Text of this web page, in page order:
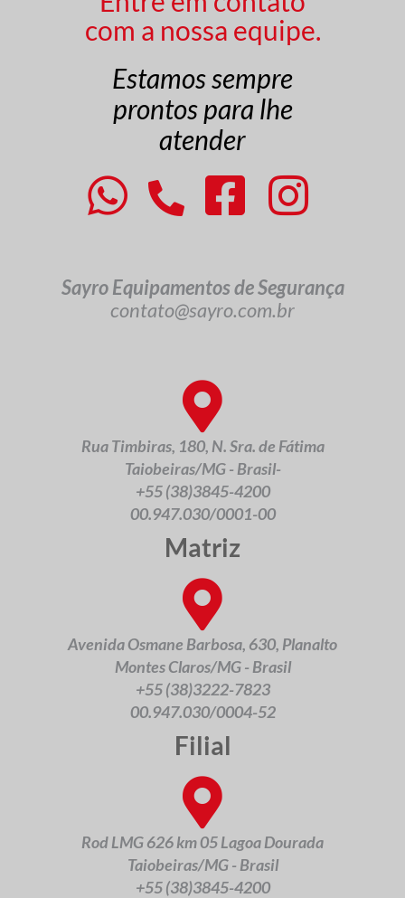
com a nossa equipe.
Estamos sempre
prontos para lhe
atender
Sayro Equipamentos de Segurança
contato@sayro.com.br
Rua Timbiras, 180, N. Sra. de Fátima
Taiobeiras/MG - Brasil-
+55 (38)3845-4200
00.947.030/0001-00
Matriz
Avenida Osmane Barbosa, 630, Planalto
Montes Claros/MG - Brasil
+55 (38)3222-7823
00.947.030/0004-52
Filial
Rod LMG 626 km 05 Lagoa Dourada
Taiobeiras/MG - Brasil
+55 (38)3845-4200